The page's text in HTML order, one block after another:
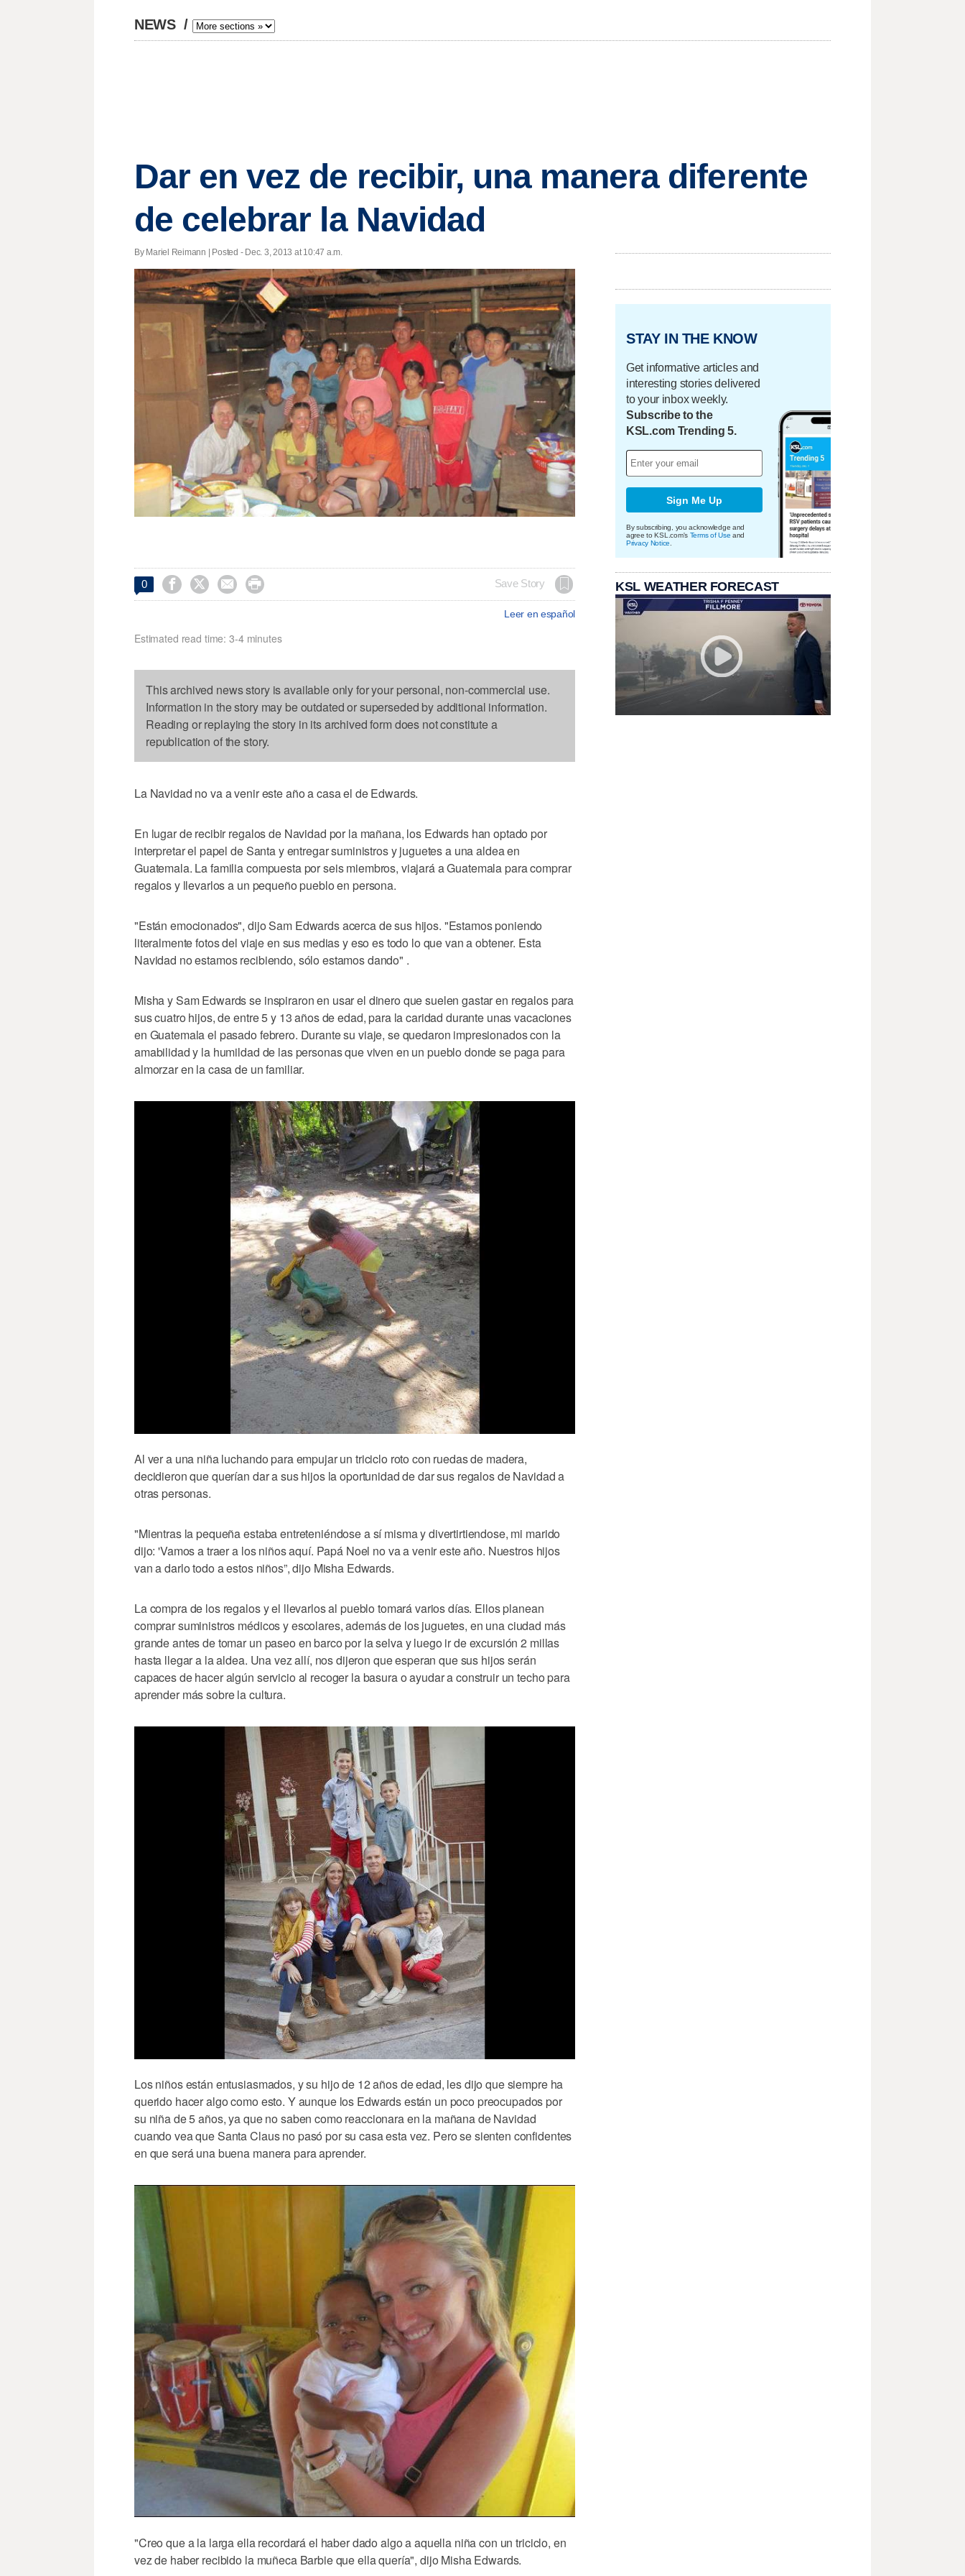
NEWS /
Dar en vez de recibir, una manera diferente
de celebrar la Navidad
By Mariel Reimann | Posted - Dec. 3, 2013 at 10:47 a.m.
0     Save Story
Leer en español
Estimated read time: 3-4 minutes
This archived news story is available only for your personal, non-commercial use.
Information in the story may be outdated or superseded by additional information.
Reading or replaying the story in its archived form does not constitute a
republication of the story.
La Navidad no va a venir este año a casa el de Edwards.
En lugar de recibir regalos de Navidad por la mañana, los Edwards han optado por
interpretar el papel de Santa y entregar suministros y juguetes a una aldea en
Guatemala. La familia compuesta por seis miembros, viajará a Guatemala para comprar
regalos y llevarlos a un pequeño pueblo en persona.
"Están emocionados", dijo Sam Edwards acerca de sus hijos. "Estamos poniendo
literalmente fotos del viaje en sus medias y eso es todo lo que van a obtener. Esta
Navidad no estamos recibiendo, sólo estamos dando" .
Misha y Sam Edwards se inspiraron en usar el dinero que suelen gastar en regalos para
sus cuatro hijos, de entre 5 y 13 años de edad, para la caridad durante unas vacaciones
en Guatemala el pasado febrero. Durante su viaje, se quedaron impresionados con la
amabilidad y la humildad de las personas que viven en un pueblo donde se paga para
almorzar en la casa de un familiar.
Al ver a una niña luchando para empujar un triciclo roto con ruedas de madera,
decidieron que querían dar a sus hijos la oportunidad de dar sus regalos de Navidad a
otras personas.
"Mientras la pequeña estaba entreteniéndose a sí misma y divertirtiendose, mi marido
dijo: 'Vamos a traer a los niños aquí. Papá Noel no va a venir este año. Nuestros hijos
van a darlo todo a estos niños”, dijo Misha Edwards.
La compra de los regalos y el llevarlos al pueblo tomará varios días. Ellos planean
comprar suministros médicos y escolares, además de los juguetes, en una ciudad más
grande antes de tomar un paseo en barco por la selva y luego ir de excursión 2 millas
hasta llegar a la aldea. Una vez allí, nos dijeron que esperan que sus hijos serán
capaces de hacer algún servicio al recoger la basura o ayudar a construir un techo para
aprender más sobre la cultura.
Los niños están entusiasmados, y su hijo de 12 años de edad, les dijo que siempre ha
querido hacer algo como esto. Y aunque los Edwards están un poco preocupados por
su niña de 5 años, ya que no saben como reaccionara en la mañana de Navidad
cuando vea que Santa Claus no pasó por su casa esta vez. Pero se sienten confidentes
en que será una buena manera para aprender.
"Creo que a la larga ella recordará el haber dado algo a aquella niña con un triciclo, en
vez de haber recibido la muñeca Barbie que ella quería", dijo Misha Edwards.
STAY IN THE KNOW
Get informative articles and
interesting stories delivered
to your inbox weekly.
Subscribe to the
KSL.com Trending 5.
Sign Me Up
By subscribing, you acknowledge and
agree to KSL.com's Terms of Use and
Privacy Notice
KSL WEATHER FORECAST